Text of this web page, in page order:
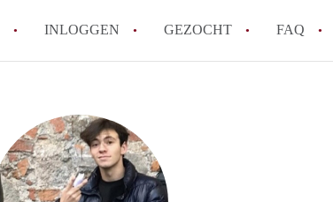
INLOGGEN GEZOCHT FAQ
Wat is de privacyverklaring van
Berekent StudioGent
Is StudioGent verantwoordelijk voor de